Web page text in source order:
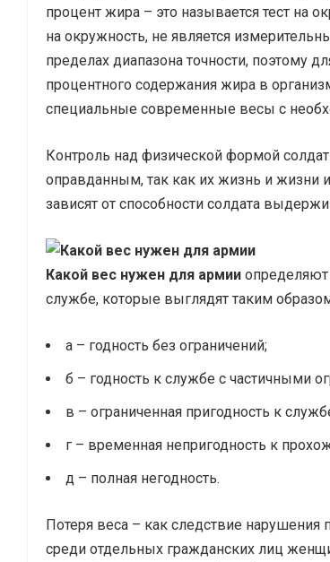
процент жира – это называется тест на
на окружность, не является
пределах диапазона точности, поэтому
процентного содержания жира в
специальные современные весы с
Контроль над физической формой
оправданным, так как их жизнь и жизни
зависят от способности солдата
Какой вес нужен для армии определяют
службе, которые выглядят таким
а – годность без ограничений;
б – годность к службе с частичными
в – ограниченная пригодность к
г – временная непригодность к
д – полная негодность.
Потеря веса – как следствие
среди отдельных гражданских лиц